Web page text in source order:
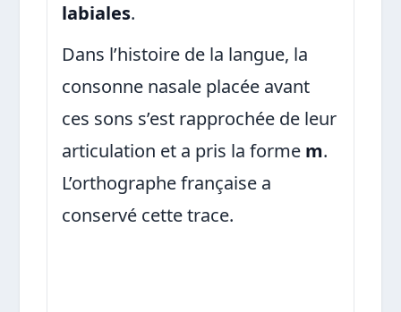
labiales.
Dans l’histoire de la langue, la
consonne nasale placée avant
ces sons s’est rapprochée de leur
articulation et a pris la forme m.
L’orthographe française a
conservé cette trace.